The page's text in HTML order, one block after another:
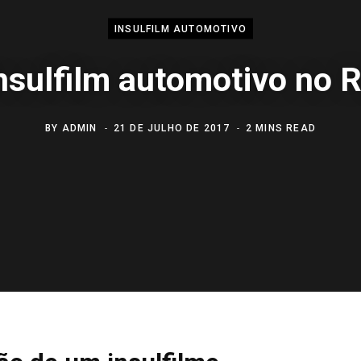
INSULFILM AUTOMOTIVO
automotivo no
BY ADMIN 21 DE JULHO DE 2017 2 MINS READ